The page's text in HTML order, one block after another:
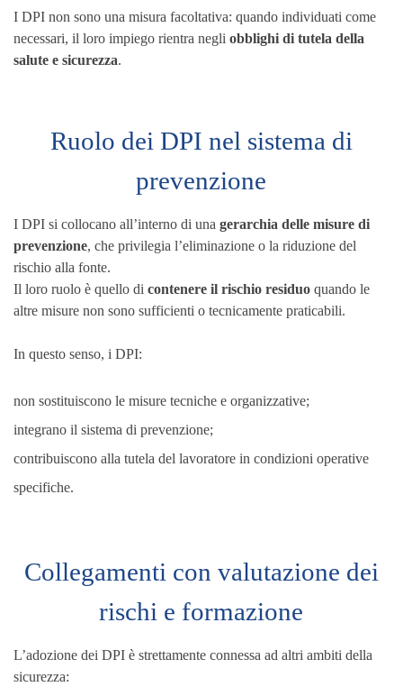
I DPI non sono una misura facoltativa: quando individuati come
necessari, il loro impiego rientra negli obblighi di tutela della
salute e sicurezza.
Ruolo dei DPI nel sistema di
prevenzione
I DPI si collocano all’interno di una gerarchia delle misure di
prevenzione, che privilegia l’eliminazione o la riduzione del
rischio alla fonte.
Il loro ruolo è quello di contenere il rischio residuo quando le
altre misure non sono sufficienti o tecnicamente praticabili.
In questo senso, i DPI:
non sostituiscono le misure tecniche e organizzative;
integrano il sistema di prevenzione;
contribuiscono alla tutela del lavoratore in condizioni operative
specifiche.
Collegamenti con valutazione dei
rischi e formazione
L’adozione dei DPI è strettamente connessa ad altri ambiti della
sicurezza: